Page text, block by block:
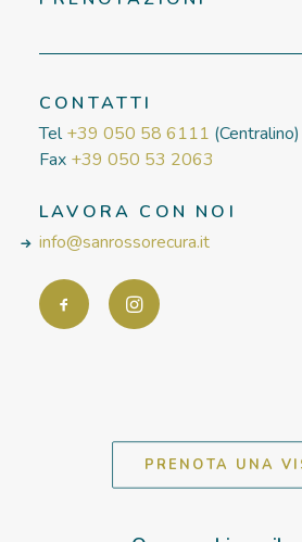
CONTATTI
Tel+39 050 58 6111 (Centralino)
Fax +39 050 53 2063
LAVORA CON NOI
info@sanrossorecura.it
PRENOTA UNA